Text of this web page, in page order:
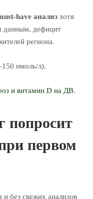
have анализ хотя
данным, дефицит
региона.
нмоль/л).
и витамин D на ДВ.
попросит
первом
без свежих анализов